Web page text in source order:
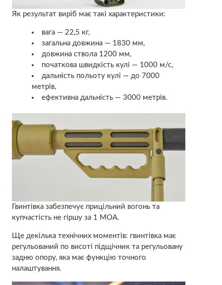
Як результат виріб має такі характеристики:
вага — 22,5 кг,
загальна довжина — 1830 мм,
довжина ствола 1200 мм,
початкова швидкість кулі — 1000 м/с,
дальність польоту кулі — до 7000
метрів,
ефективна дальність — 3000 метрів.
Гвинтівка забезпечує прицільний вогонь та
купчастість не гіршу за 1 МОА.
Ще декілька технічних моментів: гвинтівка має
регульований по висоті підщічник та регульовану
задню опору, яка має функцію точного
налаштування.